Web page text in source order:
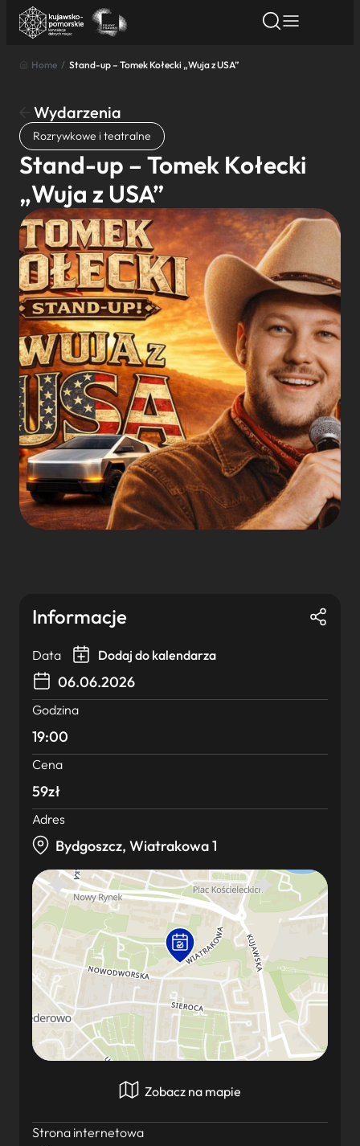
Znajdź atrakcję
Nazwa atrakcji
Miasto
Kategoria
Wyszukaj
Home / Stand-up – Tomek Kołecki „Wuja z USA”
Wydarzenia
Rozrywkowe i teatralne
Stand-up – Tomek Kołecki
„Wuja z USA”
Informacje
Data Dodaj do kalendarza
06.06.2026
Godzina
19:00
Cena
59zł
Adres
Bydgoszcz, Wiatrakowa 1
Zobacz na mapie
Strona internetowa